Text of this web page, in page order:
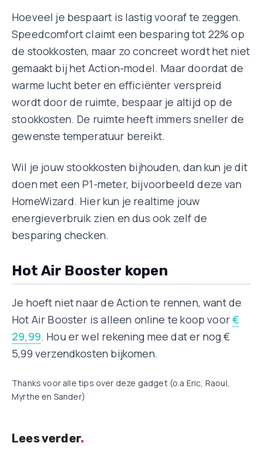
Hoeveel je bespaart is lastig vooraf te zeggen.
Speedcomfort claimt een besparing tot 22% op
de stookkosten, maar zo concreet wordt het niet
gemaakt bij het Action-model. Maar doordat de
warme lucht beter en efficiënter verspreid
wordt door de ruimte, bespaar je altijd op de
stookkosten. De ruimte heeft immers sneller de
gewenste temperatuur bereikt.
Wil je jouw stookkosten bijhouden, dan kun je dit
doen met een P1-meter, bijvoorbeeld deze van
HomeWizard. Hier kun je realtime jouw
energieverbruik zien en dus ook zelf de
besparing checken.
Hot Air Booster kopen
Je hoeft niet naar de Action te rennen, want de
Hot Air Booster is alleen online te koop voor€
29,99. Hou er wel rekening mee dat er nog €
5,99 verzendkosten bijkomen.
Thanks voor alle tips over deze gadget (o.a Eric, Raoul,
Myrthe en Sander)
Lees verder.